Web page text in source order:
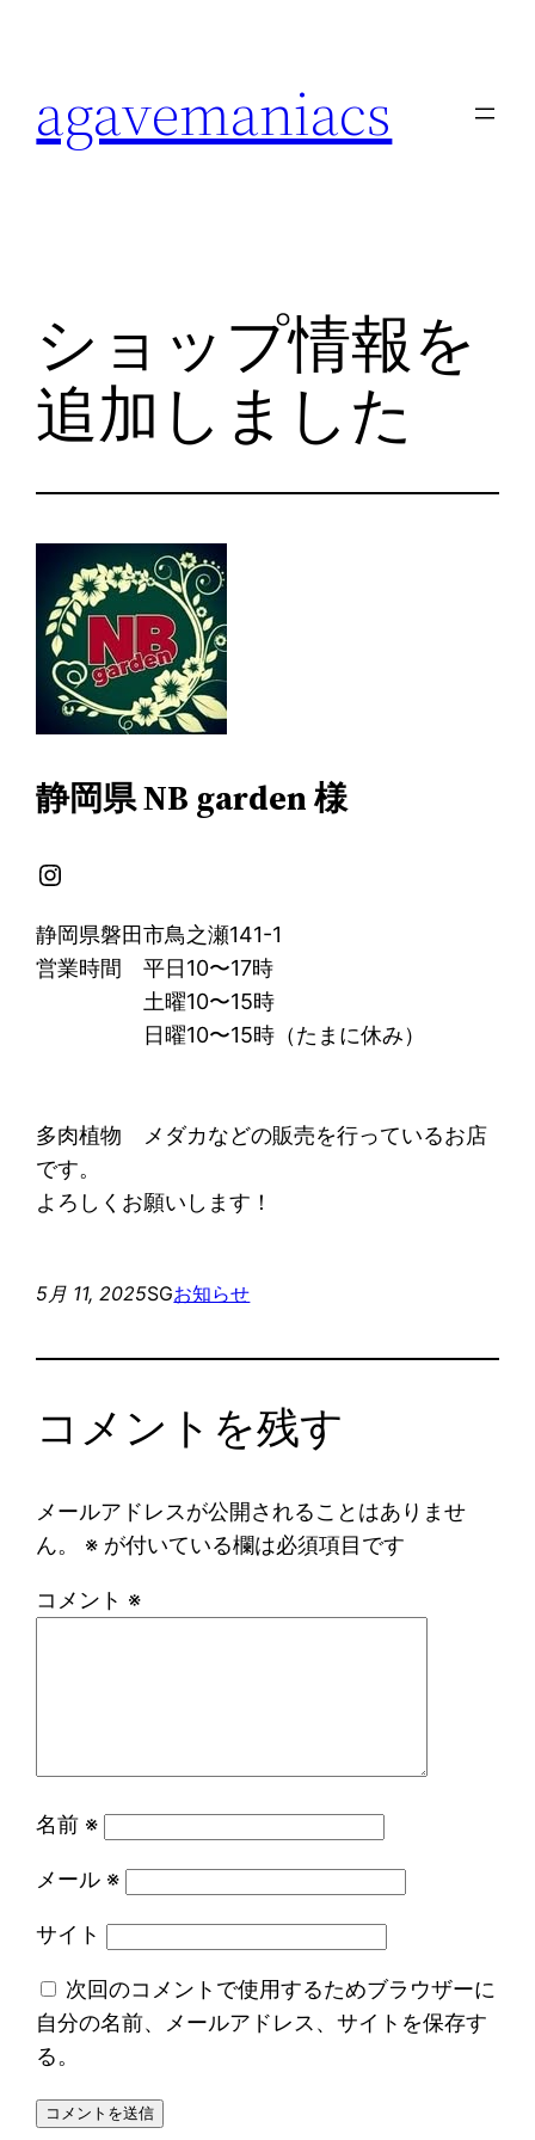
agavemaniacs
ショップ情報を
追加しました
静岡県 NB garden 様
Instagram
静岡県磐田市鳥之瀬141-1
営業時間 平日10〜17時
土曜10〜15時
日曜10〜15時（たまに休み）
多肉植物 メダカなどの販売を行っているお店
です。
よろしくお願いします！
5月 11, 2025SGお知らせ
コメントを残す
メールアドレスが公開されることはありませ
ん。
※ が付いている欄は必須項目です
コメント ※
名前 ※
メール ※
サイト
次回のコメントで使用するためブラウザーに
自分の名前、メールアドレス、サイトを保存す
る。